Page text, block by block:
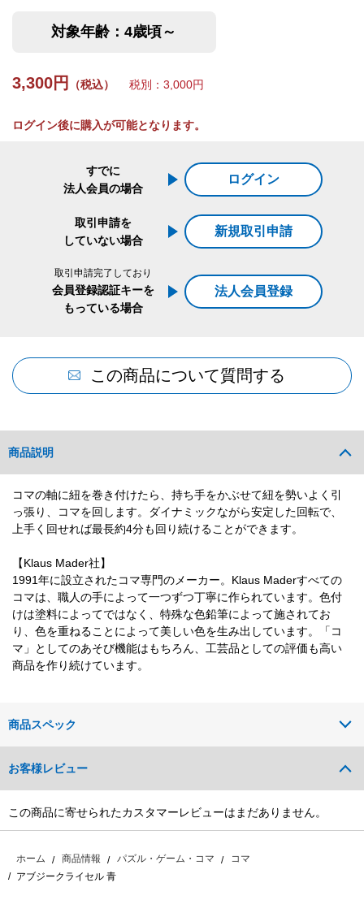
対象年齢：4歳頃～
3,300円 （税込） 税別：3,000円
ログイン後に購入が可能となります。
すでに
法人会員の場合
ログイン
取引申請を
していない場合
新規取引申請
取引申請完了しており
会員登録認証キーを
もっている場合
法人会員登録
この商品について質問する
商品説明
コマの軸に紐を巻き付けたら、持ち手をかぶせて紐を勢いよく引
っ張り、コマを回します。ダイナミックながら安定した回転で、
上手く回せれば最長約4分も回り続けることができます。
【Klaus Mader社】
1991年に設立されたコマ専門のメーカー。Klaus Maderすべての
コマは、職人の手によって一つずつ丁寧に作られています。色付
けは塗料によってではなく、特殊な色鉛筆によって施されてお
り、色を重ねることによって美しい色を生み出しています。「コ
マ」としてのあそび機能はもちろん、工芸品としての評価も高い
商品を作り続けています。
商品スペック
お客様レビュー
この商品に寄せられたカスタマーレビューはまだありません。
ホーム 商品情報 パズル・ゲーム・コマ
コマ
アブジークライセル 青